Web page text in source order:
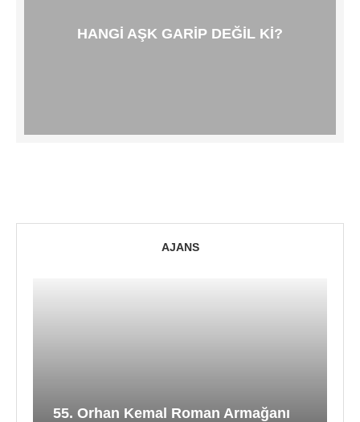
HANGI AŞK GARIP DEĞIL KI?
AJANS
55. Orhan Kemal Roman Armağanı